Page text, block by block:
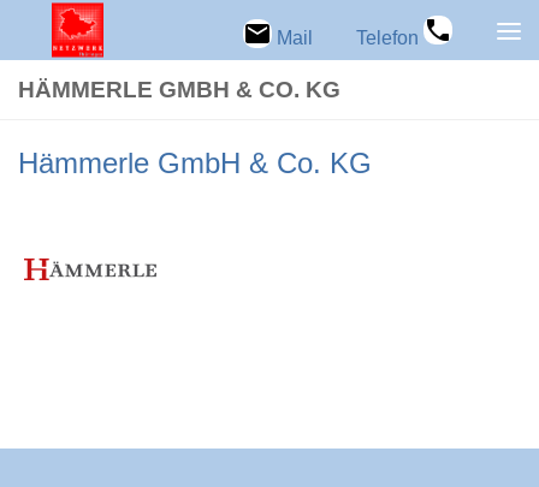
Zum Inhalt springen Mail Telefon
HÄM­MERLE GMBH & CO. KG
Häm­merle GmbH & Co. KG